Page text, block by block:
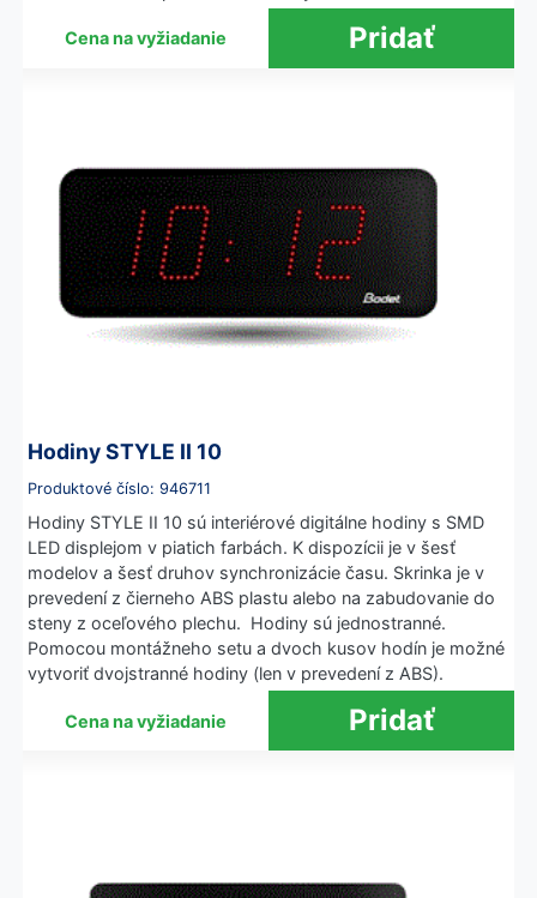
Cena na vyžiadanie
Hodiny STYLE II 10
Produktové číslo: 946711
Hodiny STYLE II 10 sú interiérové digitálne hodiny s SMD
LED displejom v piatich farbách. K dispozícii je v šesť
modelov a šesť druhov synchronizácie času. Skrinka je v
prevedení z čierneho ABS plastu alebo na zabudovanie do
steny z oceľového plechu. Hodiny sú jednostranné.
Pomocou montážneho setu a dvoch kusov hodín je možné
vytvoriť dvojstranné hodiny (len v prevedení z ABS).
Cena na vyžiadanie